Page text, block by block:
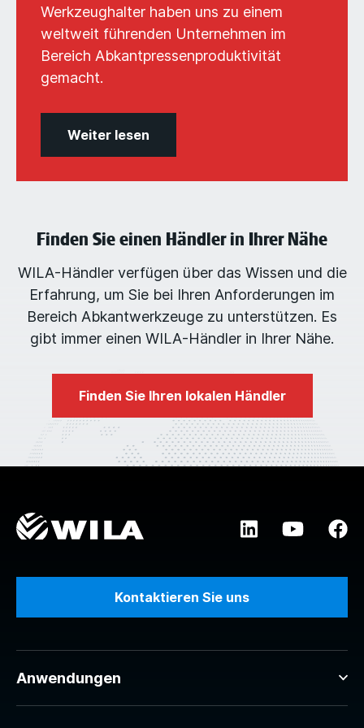
Werkzeughalter haben uns zu einem
weltweit führenden Unternehmen im
Bereich Abkantpressenproduktivität
gemacht.
Weiter lesen
Finden Sie einen Händler in Ihrer Nähe
WILA-Händler verfügen über das Wissen und die
Erfahrung, um Sie bei Ihren Anforderungen im
Bereich Abkantwerkzeuge zu unterstützen. Es
gibt immer einen WILA-Händler in Ihrer Nähe.
Finden Sie Ihren lokalen Händler
Kontaktieren Sie uns
Anwendungen